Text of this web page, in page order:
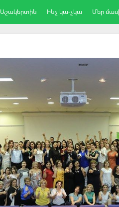
Աշակերտին Ինչ կա-չկա Մեր